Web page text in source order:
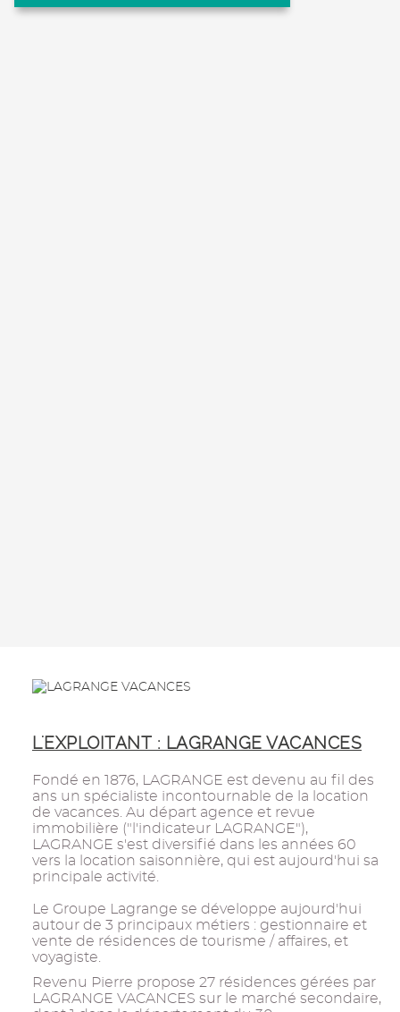
L'EXPLOITANT : LAGRANGE VACANCES
Fondé en 1876, LAGRANGE est devenu au fil des
ans un spécialiste incontournable de la location
de vacances. Au départ agence et revue
immobilière ("l'indicateur LAGRANGE"),
LAGRANGE s'est diversifié dans les années 60
vers la location saisonnière, qui est aujourd'hui sa
principale activité.
Le Groupe Lagrange se développe aujourd'hui
autour de 3 principaux métiers : gestionnaire et
vente de résidences de tourisme / affaires, et
voyagiste.
Revenu Pierre propose 27 résidences gérées par
LAGRANGE VACANCES sur le marché secondaire,